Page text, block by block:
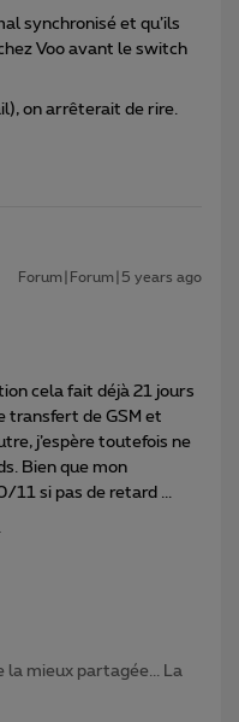
synchronisé et qu’ils
Voo avant le switch
on arrêterait de rire.
Forum|Forum|5 years ago
cela fait déjà 21 jours
transfert de GSM et
j’espère toutefois ne
Bien que mon
11 si pas de retard ...
la mieux partagée... La